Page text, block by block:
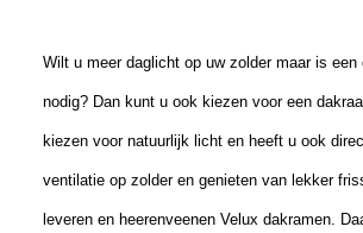
Wilt u meer daglicht op uw zolder maar is een
nodig? Dan kunt u ook kiezen voor een
kiezen voor natuurlijk licht en heeft u ook
ventilatie op zolder en genieten van lekker
leveren en heerenveenen Velux dakramen.